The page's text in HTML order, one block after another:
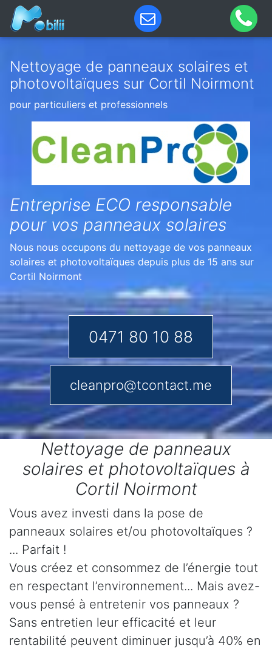
Nettoyage de panneaux solaires et
photovoltaïques sur Cortil Noirmont
pour particuliers et professionnels
Entreprise ECO responsable
pour vos panneaux solaires
Nous nous occupons du nettoyage de vos panneaux
solaires et photovoltaïques depuis plus de 15 ans sur
Cortil Noirmont
0471 80 10 88
cleanpro@tcontact.me
Nettoyage de panneaux
solaires et photovoltaïques à
Cortil Noirmont
Vous avez investi dans la pose de
panneaux solaires et/ou photovoltaïques ?
... Parfait !
Vous créez et consommez de l’énergie tout
en respectant l’environnement... Mais avez-
vous pensé à entretenir vos panneaux ?
Sans entretien leur efficacité et leur
rentabilité peuvent diminuer jusqu’à 40% en